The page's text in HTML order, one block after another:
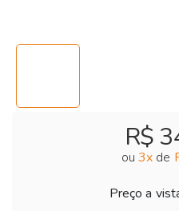
R$
ou 3x de
Preço a